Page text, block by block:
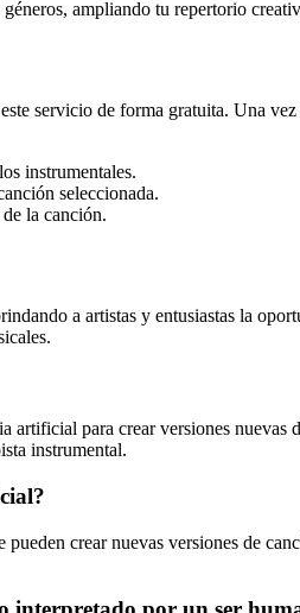
ampliando tu repertorio
servicio de forma gratuita. Una vez
instrumentales.
seleccionada.
la canción.
a artistas y entusiastas la
para crear versiones nuevas
instrumental.
crear nuevas versiones de